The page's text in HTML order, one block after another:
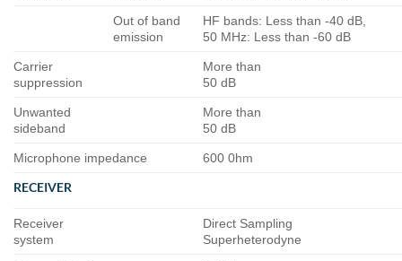
Out of band
emission
HF bands: Less than -40 dB,
50 MHz: Less than -60 dB
Carrier
suppression
More than
50 dB
Unwanted
sideband
More than
50 dB
Microphone impedance 600 0hm
RECEIVER
Receiver
system
Direct Sampling
Superheterodyne